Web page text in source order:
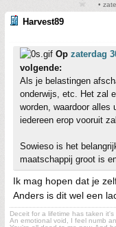
•
Harvest89
Op zaterdag
volgende:
Als je belastingen
onderwijs, etc. Het zal
worden, waardoor alles
iedereen erop vooruit
Sowieso is het
maatschappij groot is
Ik mag hopen dat je
Anders is dit wel een
Deceit for a lifetime has taken it's
An emotional void, I feel numb